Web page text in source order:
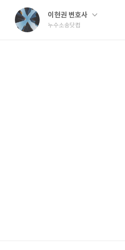
이현권 변호사
누수소송닷컴